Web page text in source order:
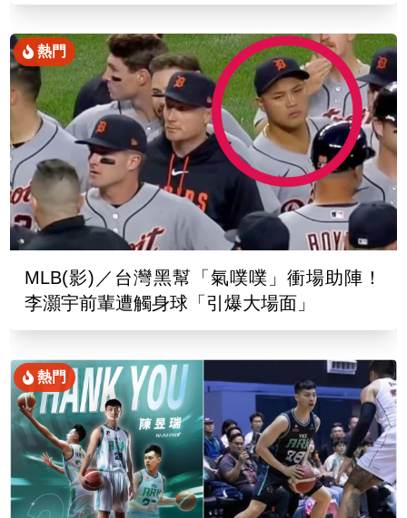
熱門
MLB(影)／台灣黑幫「氣噗噗」衝場助陣！
李灝宇前輩遭觸身球「引爆大場面」
熱門